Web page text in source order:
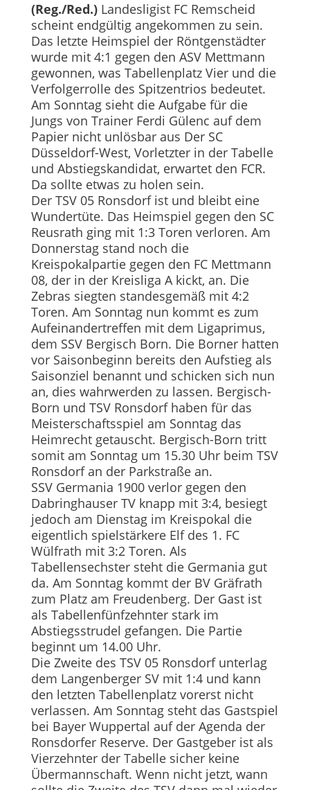
(Reg./Red.)Landesligist FC Remscheid
scheint endgültig angekommen zu sein.
Das letzte Heimspiel der Röntgenstädter
wurde mit 4:1 gegen den ASV Mettmann
gewonnen, was Tabellenplatz Vier und die
Verfolgerrolle des Spitzentrios bedeutet.
Am Sonntag sieht die Aufgabe für die
Jungs von Trainer Ferdi Gülenc auf dem
Papier nicht unlösbar aus Der SC
Düsseldorf-West, Vorletzter in der Tabelle
und Abstiegskandidat, erwartet den FCR.
Da sollte etwas zu holen sein.
Der TSV 05 Ronsdorf ist und bleibt eine
Wundertüte. Das Heimspiel gegen den SC
Reusrath ging mit 1:3 Toren verloren. Am
Donnerstag stand noch die
Kreispokalpartie gegen den FC Mettmann
08, der in der Kreisliga A kickt, an. Die
Zebras siegten standesgemäß mit 4:2
Toren. Am Sonntag nun kommt es zum
Aufeinandertreffen mit dem Ligaprimus,
dem SSV Bergisch Born. Die Borner hatten
vor Saisonbeginn bereits den Aufstieg als
Saisonziel benannt und schicken sich nun
an, dies wahrwerden zu lassen. Bergisch-
Born und TSV Ronsdorf haben für das
Meisterschaftsspiel am Sonntag das
Heimrecht getauscht. Bergisch-Born tritt
somit am Sonntag um 15.30 Uhr beim TSV
Ronsdorf an der Parkstraße an.
SSV Germania 1900 verlor gegen den
Dabringhauser TV knapp mit 3:4, besiegt
jedoch am Dienstag im Kreispokal die
eigentlich spielstärkere Elf des 1. FC
Wülfrath mit 3:2 Toren. Als
Tabellensechster steht die Germania gut
da. Am Sonntag kommt der BV Gräfrath
zum Platz am Freudenberg. Der Gast ist
als Tabellenfünfzehnter stark im
Abstiegsstrudel gefangen. Die Partie
beginnt um 14.00 Uhr.
Die Zweite des TSV 05 Ronsdorf unterlag
dem Langenberger SV mit 1:4 und kann
den letzten Tabellenplatz vorerst nicht
verlassen. Am Sonntag steht das Gastspiel
bei Bayer Wuppertal auf der Agenda der
Ronsdorfer Reserve. Der Gastgeber ist als
Vierzehnter der Tabelle sicher keine
Übermannschaft. Wenn nicht jetzt, wann